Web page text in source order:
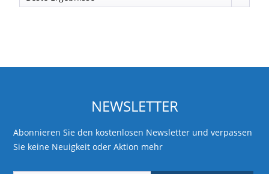
NEWSLETTER
Abonnieren Sie den kostenlosen Newsletter und verpassen
Sie keine Neuigkeit oder Aktion mehr